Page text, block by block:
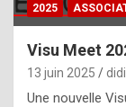
2025
Visu Meet
13 juin 2025
Une nouvelle